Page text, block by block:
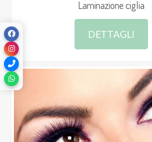
Laminazione ciglia
DETTAGLI